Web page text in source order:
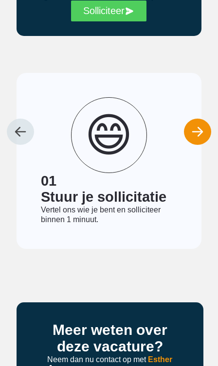
Solliciteer
😄
01
Stuur je sollicitatie
Vertel ons wie je bent en solliciteer
binnen 1 minuut.
Meer weten over
deze vacature?
Neem dan nu contact op met Esther